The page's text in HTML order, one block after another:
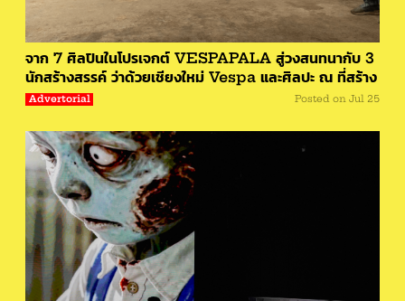
จาก 7 ศิลปินในโปรเจกต์ VESPAPALA สู่วงสนทนากับ 3
นักสร้างสรรค์ ว่าด้วยเชียงใหม่ Vespa และศิลปะ ณ ที่สร้าง
Advertorial Posted on Jul 25